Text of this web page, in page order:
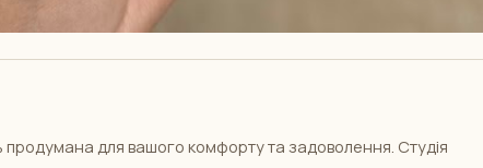
для вашого комфорту та задоволення. Студія